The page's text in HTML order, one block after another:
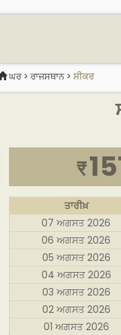
ਘਰ > ਰਾਜਸਥਾਨ> ਸੀਕਰ
₹
ਤਾਰੀਖ਼
07 ਅਗਸਤ 2026
06 ਅਗਸਤ 2026
05 ਅਗਸਤ 2026
04 ਅਗਸਤ 2026
03 ਅਗਸਤ 2026
02 ਅਗਸਤ 2026
01 ਅਗਸਤ 2026